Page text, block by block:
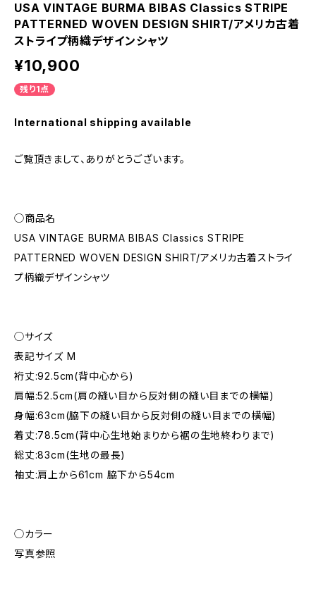
USA VINTAGE BURMA BIBAS Classics STRIPE
PATTERNED WOVEN DESIGN SHIRT/アメリカ古着
ストライプ柄織デザインシャツ
¥10,900
残り1点
International shipping available
ご覧頂きまして、ありがとうございます。
◯商品名
USA VINTAGE BURMA BIBAS Classics STRIPE
PATTERNED WOVEN DESIGN SHIRT/アメリカ古着ストライ
プ柄織デザインシャツ
◯サイズ
表記サイズ M
裄丈:92.5cm(背中心から)
肩幅:52.5cm(肩の縫い目から反対側の縫い目までの横幅)
身幅:63cm(脇下の縫い目から反対側の縫い目までの横幅)
着丈:78.5cm(背中心生地始まりから裾の生地終わりまで)
総丈:83cm(生地の最長)
袖丈:肩上から61cm 脇下から54cm
◯カラー
写真参照